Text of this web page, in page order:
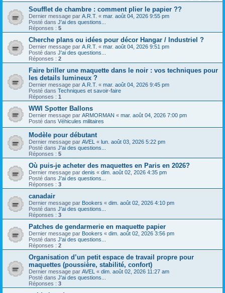
Soufflet de chambre : comment plier le papier ??
Dernier message par A.R.T. « mar. août 04, 2026 9:55 pm
Posté dans J'ai des questions...
Réponses : 5
Cherche plans ou idées pour décor Hangar / Industriel ?
Dernier message par A.R.T. « mar. août 04, 2026 9:51 pm
Posté dans J'ai des questions...
Réponses : 2
Faire briller une maquette dans le noir : vos techniques pour
les details lumineux ?
Dernier message par A.R.T. « mar. août 04, 2026 9:45 pm
Posté dans Techniques et savoir-faire
Réponses : 1
WWI Spotter Ballons
Dernier message par ARMORMAN « mar. août 04, 2026 7:00 pm
Posté dans Véhicules militaires
Modèle pour débutant
Dernier message par AVEL « lun. août 03, 2026 5:22 pm
Posté dans J'ai des questions...
Réponses : 5
Où puis-je acheter des maquettes en Paris en 2026?
Dernier message par denis « dim. août 02, 2026 4:35 pm
Posté dans J'ai des questions...
Réponses : 3
canadair
Dernier message par Bookers « dim. août 02, 2026 4:10 pm
Posté dans J'ai des questions...
Réponses : 3
Patches de gendarmerie en maquette papier
Dernier message par Bookers « dim. août 02, 2026 3:56 pm
Posté dans J'ai des questions...
Réponses : 2
Organisation d’un petit espace de travail propre pour
maquettes (poussière, stabilité, confort)
Dernier message par AVEL « dim. août 02, 2026 11:27 am
Posté dans J'ai des questions...
Réponses : 3